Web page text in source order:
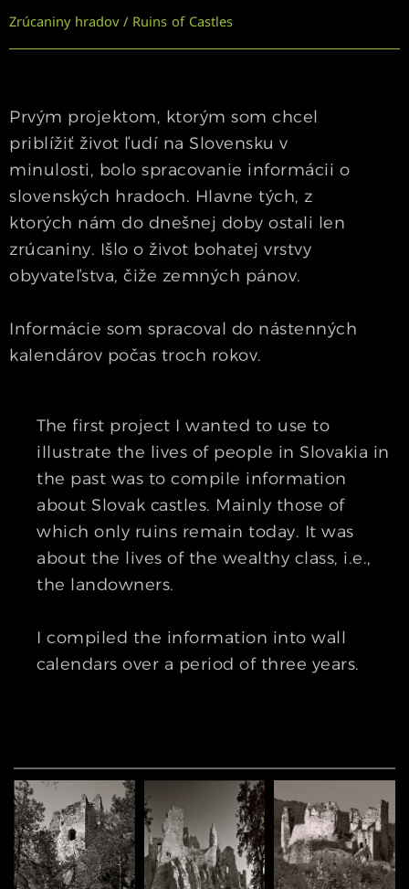
Zrúcaniny hradov / Ruins of Castles
Prvým projektom, ktorým som chcel
priblížiť život ľudí na Slovensku v
minulosti, bolo spracovanie informácii o
slovenských hradoch. Hlavne tých, z
ktorých nám do dnešnej doby ostali len
zrúcaniny. Išlo o život bohatej vrstvy
obyvateľstva, čiže zemných pánov.
Informácie som spracoval do nástenných
kalendárov počas troch rokov.
The first project I wanted to use to
illustrate the lives of people in Slovakia in
the past was to compile information
about Slovak castles. Mainly those of
which only ruins remain today. It was
about the lives of the wealthy class, i.e.,
the landowners.
I compiled the information into wall
calendars over a period of three years.